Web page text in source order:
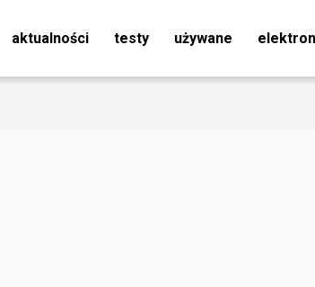
aktualności testy używane